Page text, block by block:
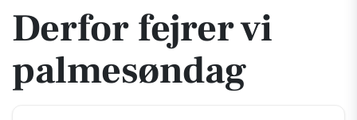
Derfor fejrer vi
palmesøndag